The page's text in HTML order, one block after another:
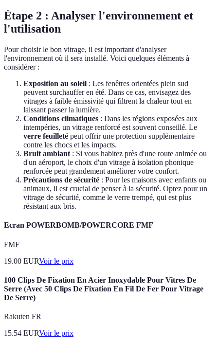
Étape 2 : Analyser l'environnement et
l'utilisation
Pour choisir le bon vitrage, il est important d'analyser
l'environnement où il sera installé. Voici quelques éléments à
considérer :
Exposition au soleil : Les fenêtres orientées plein sud
peuvent surchauffer en été. Dans ce cas, envisagez des
vitrages à faible émissivité qui filtrent la chaleur tout en
laissant passer la lumière.
Conditions climatiques : Dans les régions exposées aux
intempéries, un vitrage renforcé est souvent conseillé. Le
verre feuilleté peut offrir une protection supplémentaire
contre les chocs et les impacts.
Bruit ambiant : Si vous habitez près d'une route animée ou
d'un aéroport, le choix d'un vitrage à isolation phonique
renforcée peut grandement améliorer votre confort.
Précautions de sécurité : Pour les maisons avec enfants ou
animaux, il est crucial de penser à la sécurité. Optez pour un
vitrage de sécurité, comme le verre trempé, qui est plus
résistant aux bris.
Ecran POWERBOMB/POWERCORE FMF
FMF
19.00 EURVoir le prix
100 Clips De Fixation En Acier Inoxydable Pour Vitres De
Serre (Avec 50 Clips De Fixation En Fil De Fer Pour Vitrage
De Serre)
Rakuten FR
15.54 EURVoir le prix